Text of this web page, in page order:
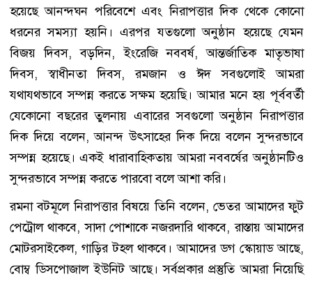
হয়েছে আনন্দঘন পরিবেশে এবং নিরাপত্তার দিক থেকে কোনো
ধরনের সমস্যা হয়নি। এরপর যতগুলো অনুষ্ঠান হয়েছে যেমন
বিজয় দিবস, বড়দিন, ইংরেজি নববর্ষ, আন্তর্জাতিক মাতৃভাষা
দিবস, স্বাধীনতা দিবস, রমজান ও ঈদ সবগুলোই আমরা
যথাযথভাবে সম্পন্ন করতে সক্ষম হয়েছি। আমার মনে হয় পূর্ববর্তী
যেকোনো বছরের তুলনায় এবারের সবগুলো অনুষ্ঠান নিরাপত্তার
দিক দিয়ে বলেন, আনন্দ উৎসাহের দিক দিয়ে বলেন সুন্দরভাবে
সম্পন্ন হয়েছে। একই ধারাবাহিকতায় আমরা নববর্ষের অনুষ্ঠানটিও
সুন্দরভাবে সম্পন্ন করতে পারবো বলে আশা করি।
রমনা বটমূলে নিরাপত্তার বিষয়ে তিনি বলেন, ভেতর আমাদের ফুট
পেট্রোল থাকবে, সাদা পোশাকে নজরদারি থাকবে, রাস্তায় আমাদের
মোটরসাইকেল, গাড়ির টহল থাকবে। আমাদের ডগ স্কোয়াড আছে,
বোম্ব ডিসপোজাল ইউনিট আছে। সর্বপ্রকার প্রস্তুতি আমরা নিয়েছি